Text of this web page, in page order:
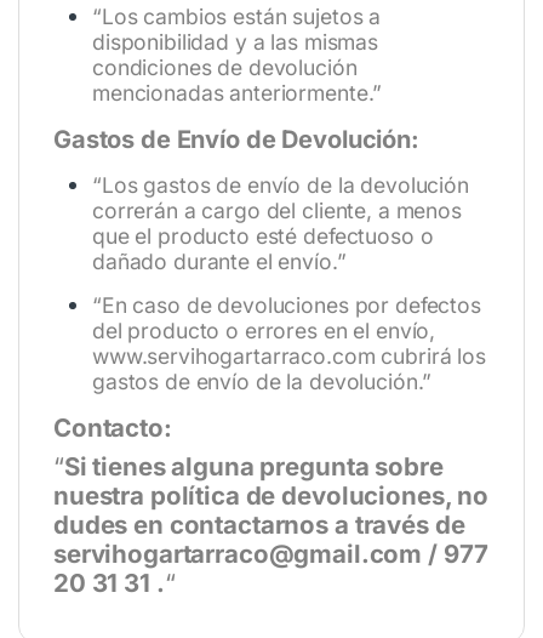
“Los cambios están sujetos a
disponibilidad y a las mismas
condiciones de devolución
mencionadas anteriormente.”
Gastos de Envío de Devolución:
“Los gastos de envío de la devolución
correrán a cargo del cliente, a menos
que el producto esté defectuoso o
dañado durante el envío.”
“En caso de devoluciones por defectos
del producto o errores en el envío,
www.servihogartarraco.com cubrirá los
gastos de envío de la devolución.”
Contacto:
“Si tienes alguna pregunta sobre
nuestra política de devoluciones, no
dudes en contactarnos a través de
servihogartarraco@gmail.com / 977
20 31 31 .“